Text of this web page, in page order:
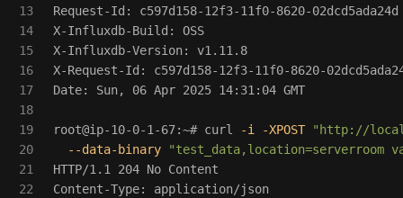
13
14
15
16
17
18
19
20
21
22
Request-Id: c597d158-12f3-11f0-8620-02dcd5ada24d
X-Influxdb-Build: OSS
X-Influxdb-Version: v1.11.8
X-Request-Id: c597d158-12f3-11f0-8620-
Date: Sun, 06 Apr 2025 14:31:04 GMT
root@ip-10-0-1-67:~# curl -i -XPOST
"http://
--data-binary
"test_data,location=serverroom
HTTP/1.1 204 No Content
Content-Type: application/json